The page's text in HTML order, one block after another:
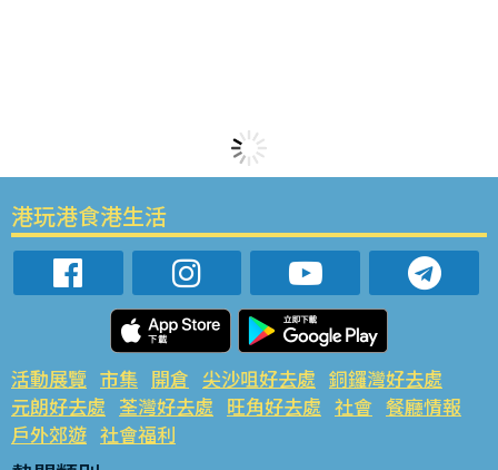
港玩港食港生活
活動展覽 市集 開倉 尖沙咀好去處 銅鑼灣好去處
元朗好去處 荃灣好去處 旺角好去處 社會 餐廳情報
戶外郊遊 社會福利